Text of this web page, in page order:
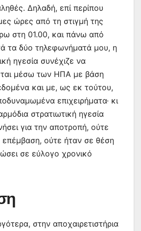
Δηλαδή, επί περίπου
ώρες από τη στιγμή της
στη 01.00, και πάνω από
τα δύο τηλεφωνήματά μου, η
ηγεσία συνέχιζε να
μέσω των ΗΠΑ με βάση
και με, ως εκ τούτου,
επιχειρήματα· κι
στρατιωτική ηγεσία
για την αποτροπή, ούτε
ούτε ήταν σε θέση
σε εύλογο χρονικό
στην αποχαιρετιστήρια